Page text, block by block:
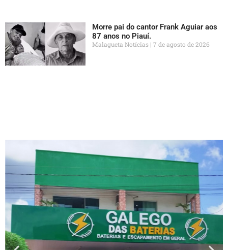
Morre pai do cantor Frank Aguiar aos
87 anos no Piauí.
Malagueta Notícias 7 de agosto de 2026